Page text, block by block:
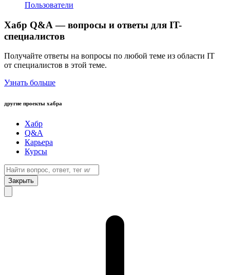
Пользователи
Хабр Q&A — вопросы и ответы для IT-
специалистов
Получайте ответы на вопросы по любой теме из области IT
от специалистов в этой теме.
Узнать больше
другие проекты хабра
Хабр
Q&A
Карьера
Курсы
Закрыть